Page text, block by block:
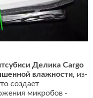
Делика Cargo
влажности, из-
создает
микробов -